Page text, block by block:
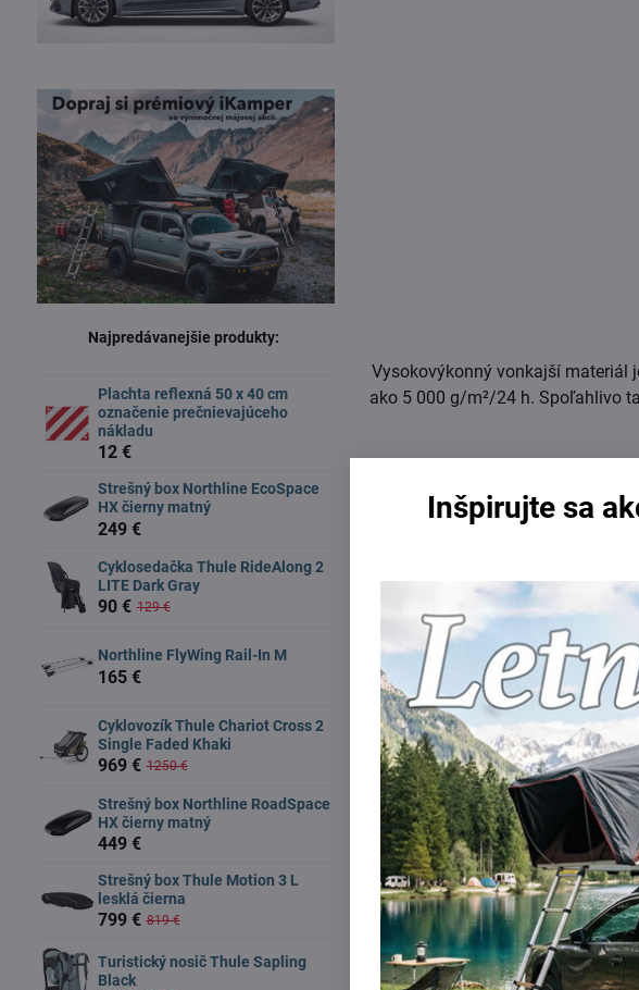
Vysokovýkonný vonkajší materiál
ako 5 000 g/m²/24 h. Spoľahlivo
Fusak je vybavený zipsom po
Najpredávanejšie produkty:
Plachta reflexná 50 x 40 cm
označenie prečnievajúceho
nákladu
12 €
Strešný box Northline EcoSpace
HX čierny matný
249 €
Cyklosedačka Thule RideAlong 2
LITE Dark Gray
90 € 129 €
Northline FlyWing Rail-In M
165 €
Cyklovozík Thule Chariot Cross 2
Single Faded Khaki
969 € 1250 €
Strešný box Northline RoadSpace
HX čierny matný
449 €
Strešný box Thule Motion 3 L
lesklá čierna
799 € 819 €
Turistický nosič Thule Sapling
Black
Inšpirujte sa